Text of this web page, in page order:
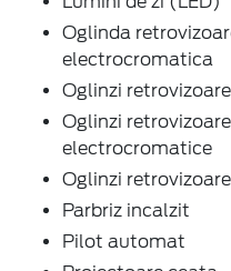
Oglinda
electrocromatica
Oglinzi
Oglinzi
electrocromatice
Oglinzi retrovizoare
Parbriz incalzit
Pilot automat
Proiectoare ceata